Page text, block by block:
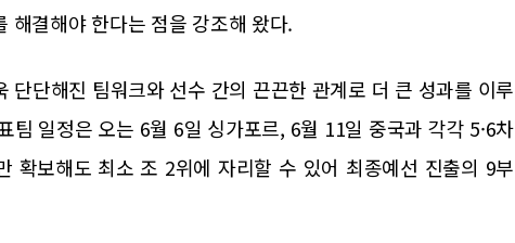
해결해야 한다는 점을 강조해 왔다.
단단해진 팀워크와 선수 간의 끈끈한 관계로 더 큰 성과를 이루
팀 일정은 오는 6월 6일 싱가포르, 6월 11일 중국과 각각 5·6차
확보해도 최소 조 2위에 자리할 수 있어 최종예선 진출의 9부